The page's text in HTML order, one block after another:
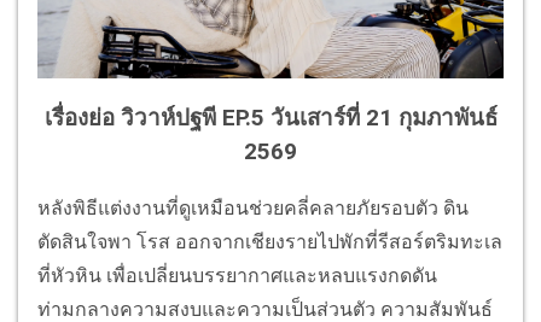
เรื่องย่อ วิวาห์ปฐพี EP.5 วันเสาร์ที่ 21 กุมภาพันธ์
2569
หลังพิธีแต่งงานที่ดูเหมือนช่วยคลี่คลายภัยรอบตัว ดิน
ตัดสินใจพา โรส ออกจากเชียงรายไปพักที่รีสอร์ตริมทะเล
ที่หัวหิน เพื่อเปลี่ยนบรรยากาศและหลบแรงกดดัน
ท่ามกลางความสงบและความเป็นส่วนตัว ความสัมพันธ์